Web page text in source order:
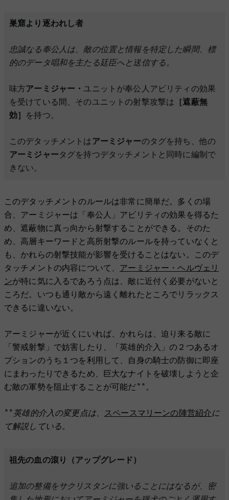
巣窟より逐われし者
忠誠なる奉公人は、敵の位置と情報を特定した瞬間、標
的のデータ唱和を主たる廷臣へと送信する。
味方アーミジャー・ ユニットが奉公人アビリティの効果
を受けている間、そのユニットの射撃攻撃は
［遮蔽無
効］ を持つ。
このデタッチメントは アーミジャーのタグを持ち、他の
アーミジャータグを持つデタッチメントと同時に編制で
きない。
このデタッチメントのルールは非常に簡単だ。多くの場
合、アーミジャーは「奉公人」アビリティの効果を得るた
め、遮蔽物に真っ向から射撃することができる。そのた
め、高層キーワードと高所射撃のルールを持っていなくと
も、かれらの射撃技能が影響を受けることはない。このデ
タッチメントの内容について、 アーミジャー・ヘルヴェリ
ンが特に気に入るであろう点は、敵に近付く必要がないと
ころだ。いつも通り敵から遠く離れたところでリラックス
できるに違いない。
アーミジャーが近くにいれば︎、かれらは、迫り来る敵に
「警戒射撃」で妨害したり、「英雄的介入」の２つあるオ
プションのうち１つを利用して、自身の騎士の防御に即座
にまわったりできるため、巨大なナイトを破壊しようと企
む敵の軍勢を阻止することが可能だ**。
**英雄的介入の変更点は、 スペースマリーンの陣営紹介に
て解説している。
祖先の血の滾り（アップグレード）
追加の整備をサクリスタンに強いることにはなるが、密